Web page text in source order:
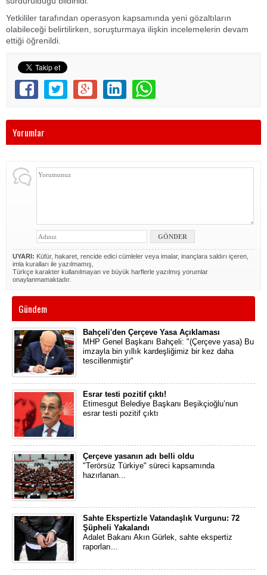
Yetkililer tarafından operasyon kapsamında yeni gözaltıların
olabileceği belirtilirken, soruşturmaya ilişkin incelemelerin devam
ettiği öğrenildi.
Yorumlar
UYARI: Küfür, hakaret, rencide edici cümleler veya imalar, inançlara saldırı içeren,
imla kuralları ile yazılmamış,
Türkçe karakter kullanılmayan ve büyük harflerle yazılmış yorumlar
onaylanmamaktadır.
Gündem
Bahçeli'den Çerçeve Yasa Açıklaması
MHP Genel Başkanı Bahçeli: "(Çerçeve yasa) Bu
imzayla bin yıllık kardeşliğimiz bir kez daha
tescillenmiştir"
Esrar testi pozitif çıktı!
Etimesgut Belediye Başkanı Beşikçioğlu’nun
esrar testi pozitif çıktı
Çerçeve yasanın adı belli oldu
"Terörsüz Türkiye" süreci kapsamında
hazırlanan...
Sahte Ekspertizle Vatandaşlık Vurgunu: 72
Şüpheli Yakalandı
Adalet Bakanı Akın Gürlek, sahte ekspertiz
raporları...